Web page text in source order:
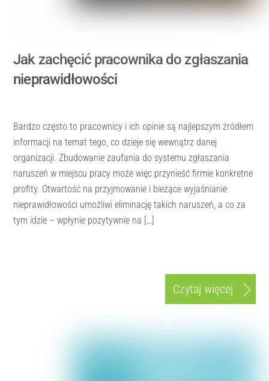
Jak zachęcić pracownika do zgłaszania
nieprawidłowości
Bardzo często to pracownicy i ich opinie są najlepszym źródłem
informacji na temat tego, co dzieje się wewnątrz danej
organizacji. Zbudowanie zaufania do systemu zgłaszania
naruszeń w miejscu pracy może więc przynieść firmie konkretne
profity. Otwartość na przyjmowanie i bieżące wyjaśnianie
nieprawidłowości umożliwi eliminację takich naruszeń, a co za
tym idzie – wpłynie pozytywnie na […]
Czytaj więcej